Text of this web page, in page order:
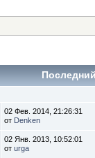
02 Фев. 2014, 21:26:31
от Denken
02 Янв. 2013, 10:52:01
отurga